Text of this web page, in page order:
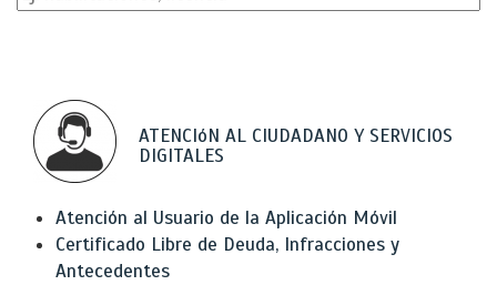
ATENCIóN AL CIUDADANO Y SERVICIOS
DIGITALES
Atención al Usuario de la Aplicación Móvil
Certificado Libre de Deuda, Infracciones y
Antecedentes